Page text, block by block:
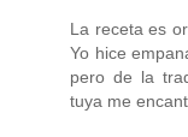
La receta es
Yo hice
pero de la
tuya me